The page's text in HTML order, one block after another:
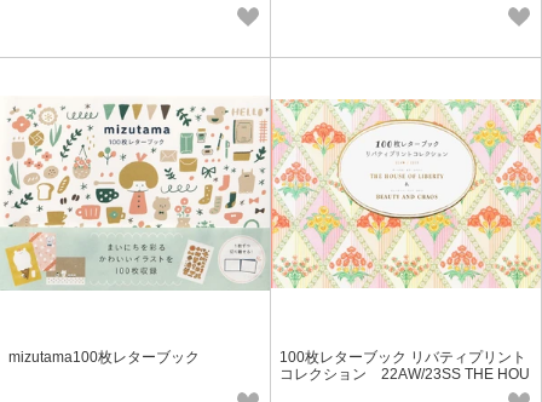
mizutama100枚レターブック
100枚レターブック リバティプリント
コレクション 22AW/23SS THE HOU
SE OF LIBERTY & BEAUTY AND CHA